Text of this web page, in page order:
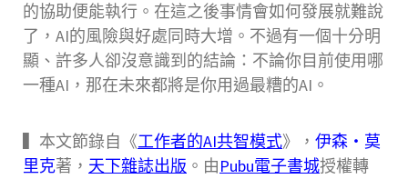
的協助便能執行。在這之後事情會如何發展就難說
了，AI的風險與好處同時大增。不過有一個十分明
顯、許多人卻沒意識到的結論：不論你目前使用哪
一種AI，那在未來都將是你用過最糟的AI。
▍本文節錄自《工作者的AI共智模式》， 伊森・莫
里克著， 天下雜誌出版 。由Pubu電子書城授權轉